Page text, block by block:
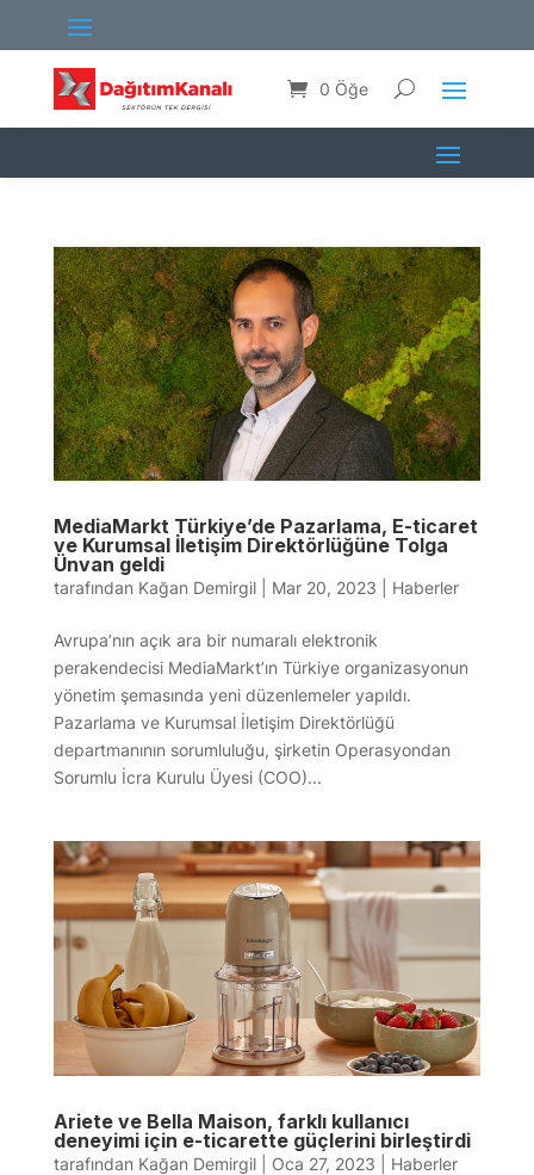
0 Öğe
MediaMarkt Türkiye’de Pazarlama, E-ticaret
ve Kurumsal İletişim Direktörlüğüne Tolga
Ünvan geldi
tarafından Kağan Demirgil| Mar 20, 2023 Haberler
Avrupa’nın açık ara bir numaralı elektronik
perakendecisi MediaMarkt’ın Türkiye organizasyonun
yönetim şemasında yeni düzenlemeler yapıldı.
Pazarlama ve Kurumsal İletişim Direktörlüğü
departmanının sorumluluğu, şirketin Operasyondan
Sorumlu İcra Kurulu Üyesi (COO)...
Ariete ve Bella Maison, farklı kullanıcı
deneyimi için e-ticarette güçlerini birleştirdi
tarafından Kağan Demirgil| Oca 27, 2023 Haberler